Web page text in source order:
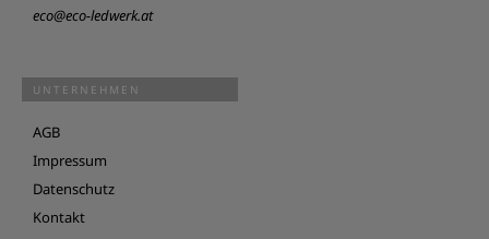
eco@eco-ledwerk.at
UNTERNEHMEN
AGB
Impressum
Datenschutz
Kontakt